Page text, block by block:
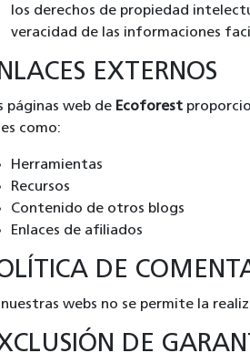
los derechos de propiedad
veracidad de las informaciones
EXTERNOS
páginas web de Ecoforest
como:
Herramientas
Recursos
Contenido de otros blogs
Enlaces de afiliados
DE
nuestras webs no se permite la
DE